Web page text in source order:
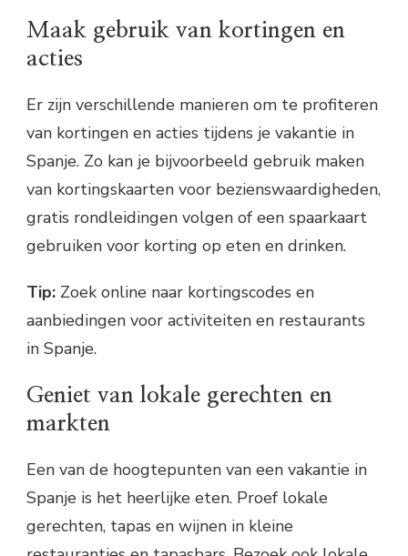
Maak gebruik van kortingen en
acties
Er zijn verschillende manieren om te profiteren
van kortingen en acties tijdens je vakantie in
Spanje. Zo kan je bijvoorbeeld gebruik maken
van kortingskaarten voor bezienswaardigheden,
gratis rondleidingen volgen of een spaarkaart
gebruiken voor korting op eten en drinken.
Tip: Zoek online naar kortingscodes en
aanbiedingen voor activiteiten en restaurants
in Spanje.
Geniet van lokale gerechten en
markten
Een van de hoogtepunten van een vakantie in
Spanje is het heerlijke eten. Proef lokale
gerechten, tapas en wijnen in kleine